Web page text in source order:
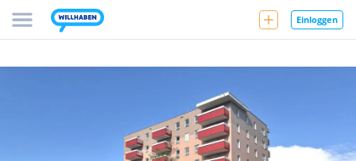
Einloggen